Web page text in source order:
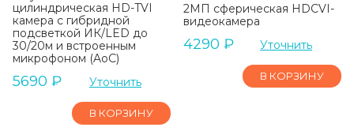
цилиндрическая HD-TVI
камера с гибридной
подсветкой ИК/LED до
30/20м и встроенным
микрофоном (AoC)
5690 ₽ Уточнить
В КОРЗИНУ
2МП сферическая HDCVI-
видеокамера
4290 ₽ Уточнить
В КОРЗИНУ